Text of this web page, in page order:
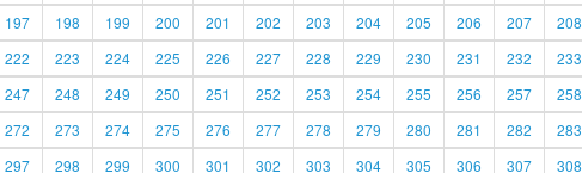
197 198 199 200 201 202 203 204 205 206 207 208
222 223 224 225 226 227 228 229 230 231 232 233
247 248 249 250 251 252 253 254 255 256 257 258
272 273 274 275 276 277 278 279 280 281 282 283
297 298 299 300 301 302 303 304 305 306 307 308